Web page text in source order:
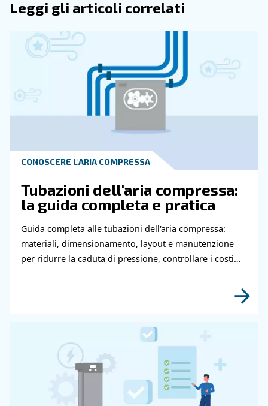
Contatta i nostri esperti
Hai bisogno di ulteriori informazioni sui
e servizi? Compila questo modulo con più